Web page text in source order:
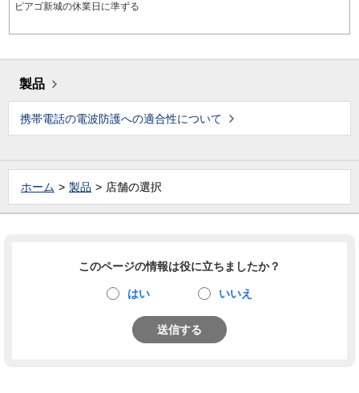
ピアゴ新城の休業日に準ずる
製品
携帯電話の電波防護への適合性について
ホーム 製品 店舗の選択
このページの情報は役に立ちましたか？
はい いいえ
送信する